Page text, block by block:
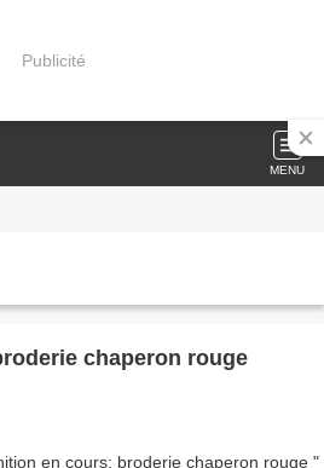
Publicité
MENU
chaperon rouge